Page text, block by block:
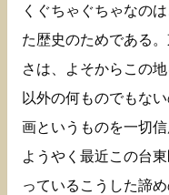
くぐちゃぐちゃなの
た歴史のためである
さは、よそからこの
以外の何ものでもな
画というものを一切
ようやく最近この台
っているこうした諦